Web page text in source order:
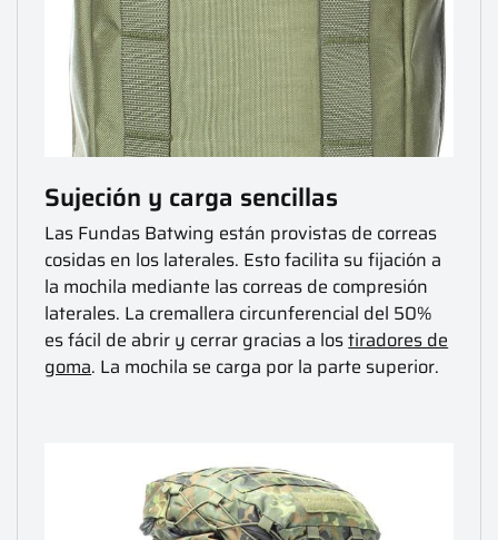
Sujeción y carga sencillas
Las Fundas Batwing están provistas de correas
cosidas en los laterales. Esto facilita su fijación a
la mochila mediante las correas de compresión
laterales. La cremallera circunferencial del 50%
es fácil de abrir y cerrar gracias a lostiradores de
goma. La mochila se carga por la parte superior.